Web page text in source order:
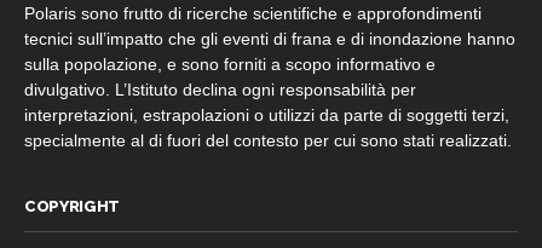
Polaris sono frutto di ricerche scientifiche e approfondimenti
tecnici sull’impatto che gli eventi di frana e di inondazione hanno
sulla popolazione, e sono forniti a scopo informativo e
divulgativo. L’Istituto declina ogni responsabilità per
interpretazioni, estrapolazioni o utilizzi da parte di soggetti terzi,
specialmente al di fuori del contesto per cui sono stati realizzati.
COPYRIGHT